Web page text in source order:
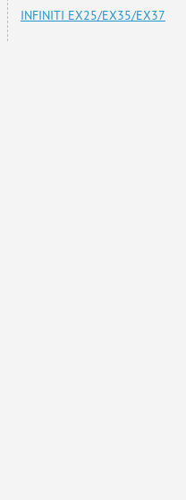
INFINITI EX25/EX35/EX37